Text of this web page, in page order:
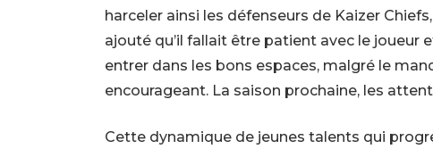
harceler ainsi les défenseurs de Kaizer
ajouté qu’il fallait être patient avec le joueur
entrer dans les bons espaces, malgré le
encourageant. La saison prochaine, les
Cette dynamique de jeunes talents qui